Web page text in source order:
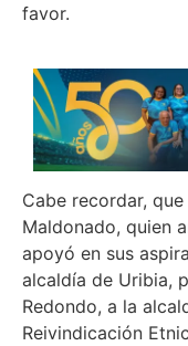
favor.
Cabe recordar,
Maldonado, quien
apoyó en sus
alcaldía de Uribia,
Redondo, a la
Reivindicación